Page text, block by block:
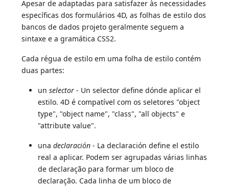
Apesar de adaptadas para satisfazer às necessidades
específicas dos formulários 4D, as folhas de estilo dos
bancos de dados projeto geralmente seguem a
sintaxe e a gramática CSS2.
Cada régua de estilo em uma folha de estilo contém
duas partes:
unselector - Un selector define dónde aplicar el
estilo. 4D é compatível com os seletores "object
type", "object name", "class", "all objects" e
"attribute value".
unadeclaración - La declaración define el estilo
real a aplicar. Podem ser agrupadas várias linhas
de declaração para formar um bloco de
declaração. Cada linha de um bloco de